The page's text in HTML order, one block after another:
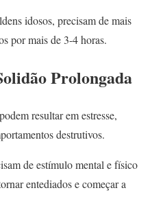
idosos, precisam de mais
por mais de 3-4 horas.
Prolongada
resultar em estresse,
destrutivos.
de estímulo mental e físico
entediados e começar a